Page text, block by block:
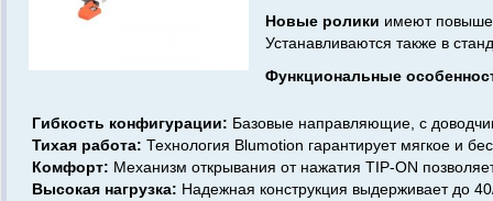
Новые ролики имеют
Устанавливаются также в
Функциональные
Гибкость конфигурации: Базовые направляющие, с
Тихая работа: Технология Blumotion гарантирует мягкое и
Комфорт: Механизм открывания от нажатия TIP-ON
Высокая нагрузка: Надежная конструкция выдерживает до